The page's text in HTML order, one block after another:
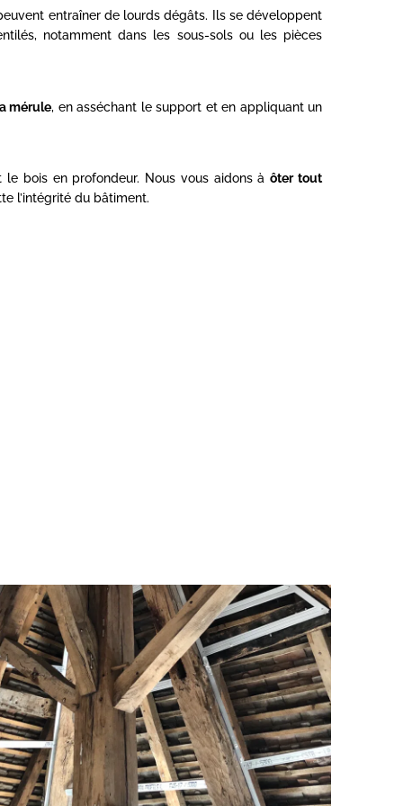
entraîner de lourds dégâts. Ils se développent
notamment dans les sous-sols ou les pièces
mérule, en asséchant le support et en appliquant un
le bois en profondeur. Nous vous aidons àôter tout
l’intégrité du bâtiment.